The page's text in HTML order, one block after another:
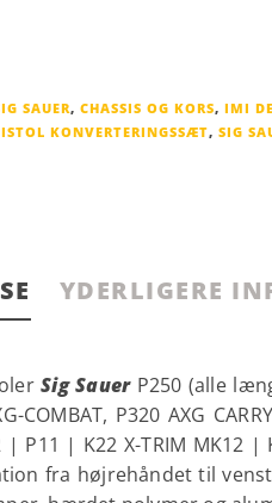
SAUER, CHASSIS OG KORS, IMI
KONVERTERINGSSÆT, SIG
YDERLIGERE
Sig SauerP250 (alle
P320 AXG
P11 | K22 X-TRIM MK12 |
fra højrehåndet til